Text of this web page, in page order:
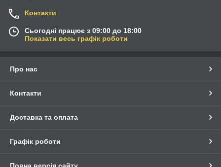
Контакти
Сьогодні працює з 09:00 до 18:00
Показати весь графік роботи
Про нас
Контакти
Доставка та оплата
Графік роботи